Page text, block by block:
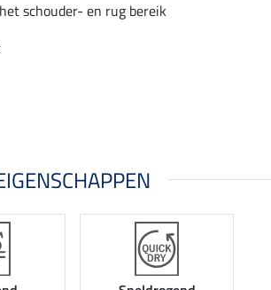
schouder- en rug bereik